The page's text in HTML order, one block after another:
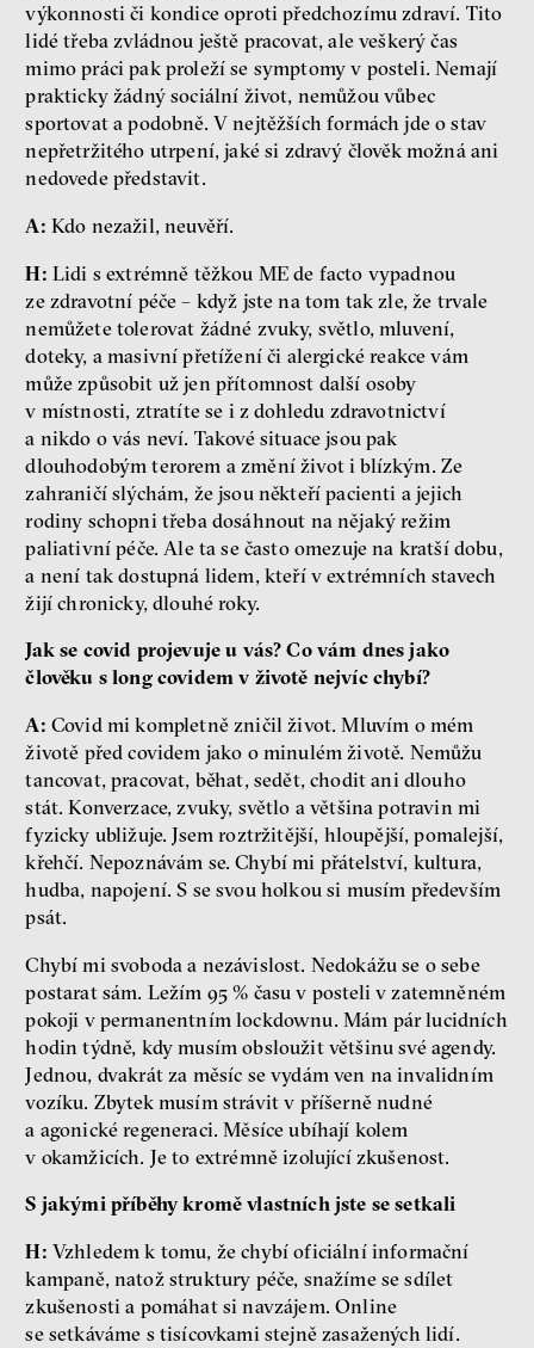
výkonnosti či kondice oproti předchozímu zdraví. Tito
lidé třeba zvládnou ještě pracovat, ale veškerý čas
mimo práci pak proleží se symptomy v posteli. Nemají
prakticky žádný sociální život, nemůžou vůbec
sportovat a podobně. V nejtěžších formách jde o stav
nepřetržitého utrpení, jaké si zdravý člověk možná ani
nedovede představit.
A: Kdo nezažil, neuvěří.
H: Lidi s extrémně těžkou ME de facto vypadnou
ze zdravotní péče – když jste na tom tak zle, že trvale
nemůžete tolerovat žádné zvuky, světlo, mluvení,
doteky, a masivní přetížení či alergické reakce vám
může způsobit už jen přítomnost další osoby
v místnosti, ztratíte se i z dohledu zdravotnictví
a nikdo o vás neví. Takové situace jsou pak
dlouhodobým terorem a změní život i blízkým. Ze
zahraničí slýchám, že jsou někteří pacienti a jejich
rodiny schopni třeba dosáhnout na nějaký režim
paliativní péče. Ale ta se často omezuje na kratší dobu,
a není tak dostupná lidem, kteří v extrémních stavech
žijí chronicky, dlouhé roky.
Jak se covid projevuje u vás? Co vám dnes jako
člověku s long covidem v životě nejvíc chybí?
A: Covid mi kompletně zničil život. Mluvím o mém
životě před covidem jako o minulém životě. Nemůžu
tancovat, pracovat, běhat, sedět, chodit ani dlouho
stát. Konverzace, zvuky, světlo a většina potravin mi
fyzicky ubližuje. Jsem roztržitější, hloupější, pomalejší,
křehčí. Nepoznávám se. Chybí mi přátelství, kultura,
hudba, napojení. S se svou holkou si musím především
psát.
Chybí mi svoboda a nezávislost. Nedokážu se o sebe
postarat sám. Ležím 95 % času v posteli v zatemněném
pokoji v permanentním lockdownu. Mám pár lucidních
hodin týdně, kdy musím obsloužit většinu své agendy.
Jednou, dvakrát za měsíc se vydám ven na invalidním
vozíku. Zbytek musím strávit v příšerně nudné
a agonické regeneraci. Měsíce ubíhají kolem
v okamžicích. Je to extrémně izolující zkušenost.
S jakými příběhy kromě vlastních jste se setkali
H: Vzhledem k tomu, že chybí oficiální informační
kampaně, natož struktury péče, snažíme se sdílet
zkušenosti a pomáhat si navzájem. Online
se setkáváme s tisícovkami stejně zasažených lidí.